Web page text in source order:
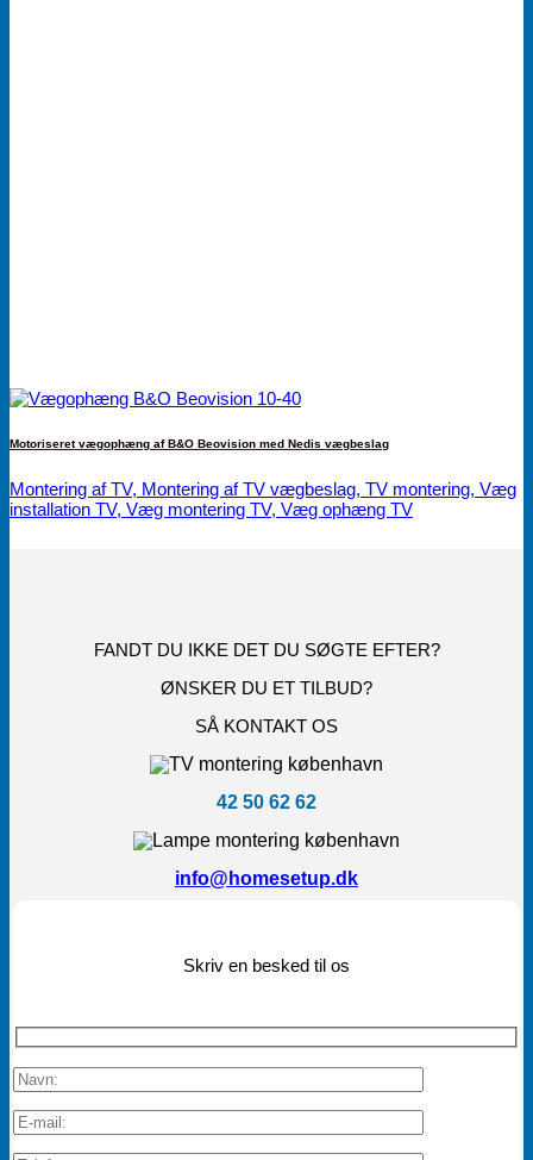
Motoriseret vægophæng af B&O Beovision med Nedis vægbeslag
Montering af TV, Montering af TV vægbeslag, TV montering, Væg
installation TV, Væg montering TV, Væg ophæng TV
FANDT DU IKKE DET DU SØGTE EFTER?
ØNSKER DU ET TILBUD?
SÅ KONTAKT OS
42 50 62 62
info@homesetup.dk
Skriv en besked til os